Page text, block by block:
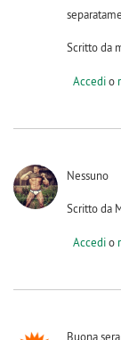
Scritto da
Accedio
Nessuno
Scritto da
Accedio
Buona